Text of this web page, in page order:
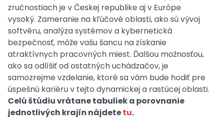
zručnostiach je v Českej republike aj v Európe
vysoký. Zameranie na kľúčové oblasti, ako sú vývoj
softvéru, analýza systémov a kybernetická
bezpečnosť, môže vašu šancu na získanie
atraktívnych pracovných miest. Ďalšou možnosťou,
ako sa odlíšiť od ostatných uchádzačov, je
samozrejme vzdelanie, ktoré sa vám bude hodiť pre
úspešnú kariéru v tejto dynamickej a rastúcej oblasti.
Celú štúdiu vrátane tabuliek a porovnanie
jednotlivých krajín nájdetetu.